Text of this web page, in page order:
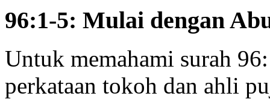
96:1-5: Mulai dengan
Untuk memahami surah
perkataan tokoh dan ahli